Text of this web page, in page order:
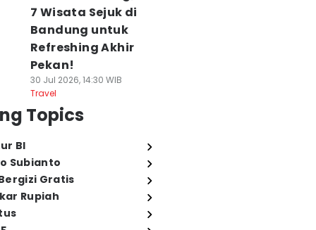
7 Wisata Sejuk di
Bandung untuk
Refreshing Akhir
Pekan!
30 Jul 2026, 14:30 WIB
Travel
Topics
BI
Subianto
Gratis
Rupiah